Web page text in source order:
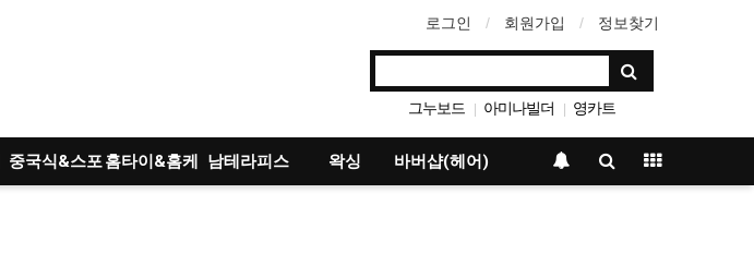
로그인 회원가입 정보찾기
그누보드 아미나빌더 영카트
| 베이직테마
중국식&스포홈타이&홈케 남테라피스 왁싱 바버샵(헤어)